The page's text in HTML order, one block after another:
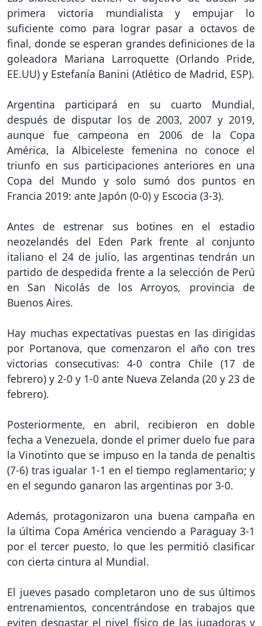
primera victoria mundialista y empujar lo
suficiente como para lograr pasar a octavos de
final, donde se esperan grandes definiciones de la
goleadora Mariana Larroquette (Orlando Pride,
EE.UU) y Estefanía Banini (Atlético de Madrid, ESP).
Argentina participará en su cuarto Mundial,
después de disputar los de 2003, 2007 y 2019,
aunque fue campeona en 2006 de la Copa
América, la Albiceleste femenina no conoce el
triunfo en sus participaciones anteriores en una
Copa del Mundo y solo sumó dos puntos en
Francia 2019: ante Japón (0-0) y Escocia (3-3).
Antes de estrenar sus botines en el estadio
neozelandés del Eden Park frente al conjunto
italiano el 24 de julio, las argentinas tendrán un
partido de despedida frente a la selección de Perú
en San Nicolás de los Arroyos, provincia de
Buenos Aires.
Hay muchas expectativas puestas en las dirigidas
por Portanova, que comenzaron el año con tres
victorias consecutivas: 4-0 contra Chile (17 de
febrero) y 2-0 y 1-0 ante Nueva Zelanda (20 y 23 de
febrero).
Posteriormente, en abril, recibieron en doble
fecha a Venezuela, donde el primer duelo fue para
la Vinotinto que se impuso en la tanda de penaltis
(7-6) tras igualar 1-1 en el tiempo reglamentario; y
en el segundo ganaron las argentinas por 3-0.
Además, protagonizaron una buena campaña en
la última Copa América venciendo a Paraguay 3-1
por el tercer puesto, lo que les permitió clasificar
con cierta cintura al Mundial.
El jueves pasado completaron uno de sus últimos
entrenamientos, concentrándose en trabajos que
eviten desgastar el nivel físico de las jugadoras y